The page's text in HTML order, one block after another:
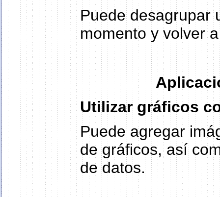
Puede desagrupar
momento y volver
Utilizar gráficos
Puede agregar
de gráficos, así
de datos.